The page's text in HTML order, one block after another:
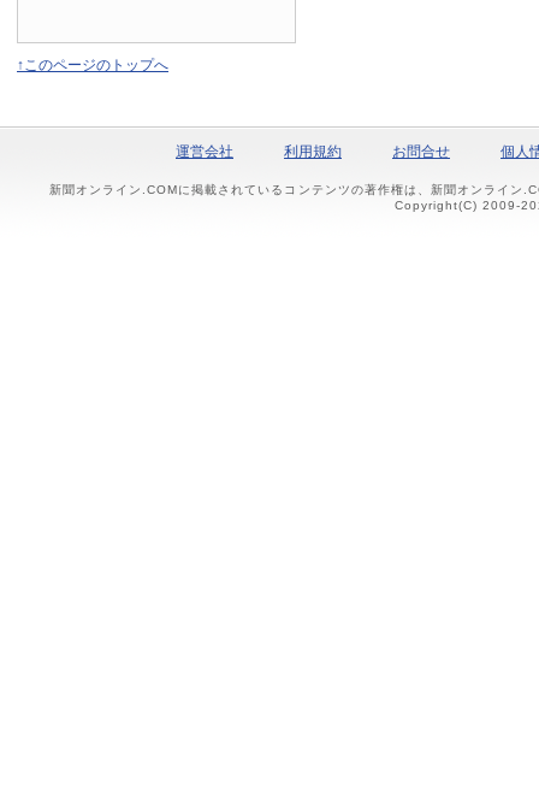
↑このページのトップへ
運営会社 利用規約 お問合せ 個人
新聞オンライン.COMに掲載されているコンテンツの著作権は、新聞オンライン
Copyright(C) 2009-